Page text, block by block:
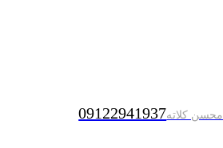
محسن کلاته09122941937